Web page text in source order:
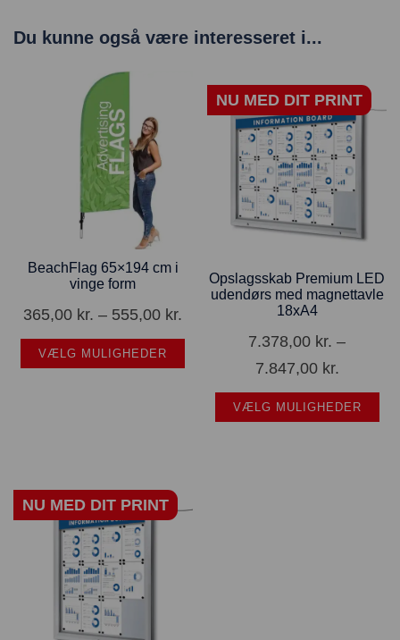
Du kunne også være interesseret i...
BeachFlag 65×194 cm i
vinge form
365,00 kr. – 555,00 kr.
VÆLG MULIGHEDER
NU MED DIT PRINT
Opslagsskab Premium LED
udendørs med magnettavle
18xA4
7.378,00 kr. –
7.847,00 kr.
VÆLG MULIGHEDER
NU MED DIT PRINT